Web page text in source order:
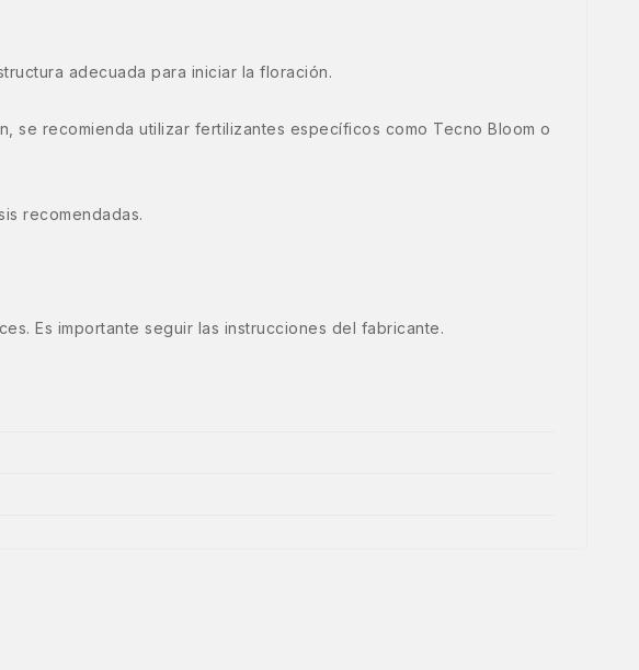
adecuada para iniciar la floración.
se recomienda utilizar fertilizantes específicos como Tecno Bloom o
recomendadas.
Es importante seguir las instrucciones del fabricante.